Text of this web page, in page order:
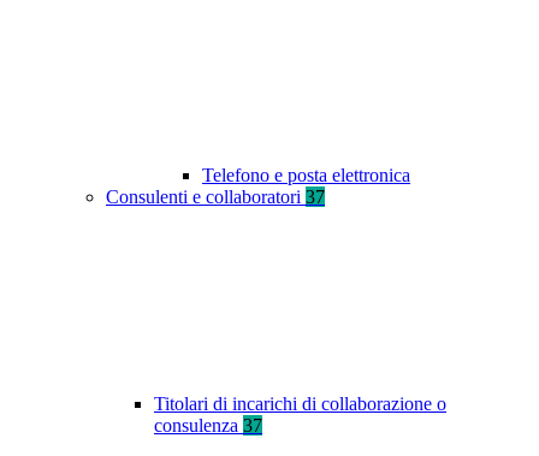
Telefono e posta elettronica
Consulenti e collaboratori 37
Titolari di incarichi di collaborazione o
consulenza 37